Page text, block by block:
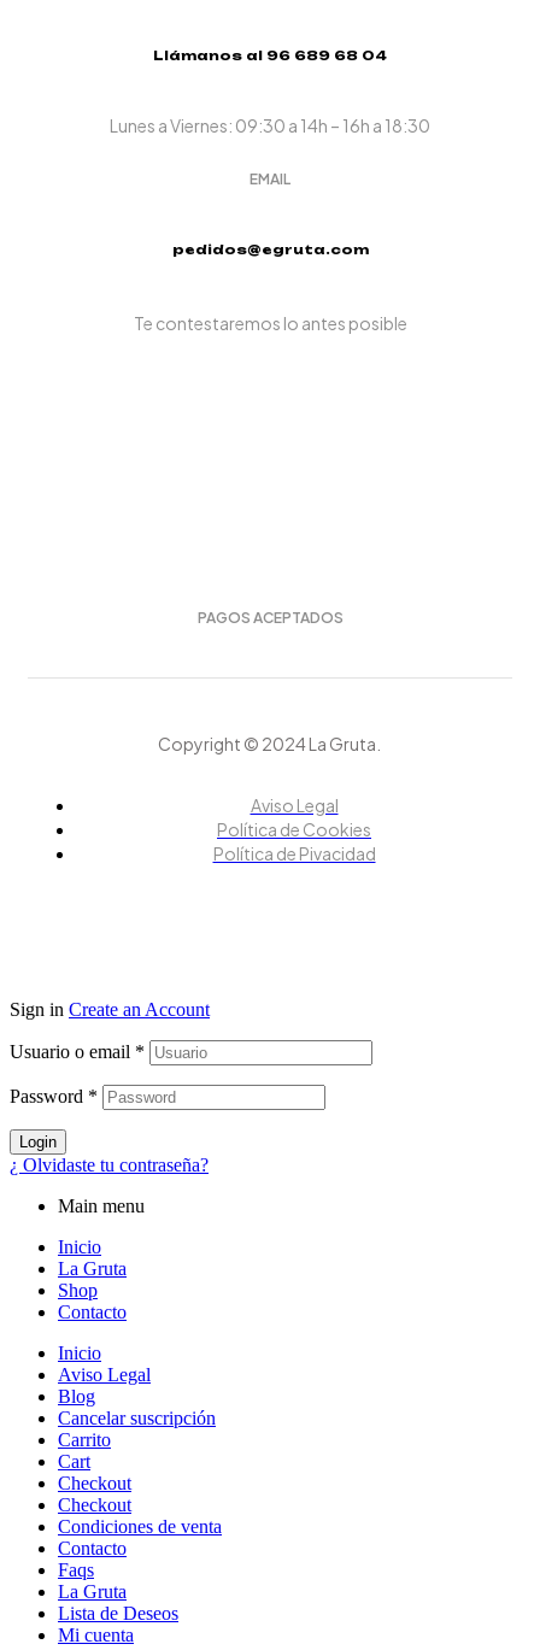
Llámanos al 96 689 68 04
Lunes a Viernes: 09:30 a 14h – 16h a 18:30
EMAIL
pedidos@egruta.com
Te contestaremos lo antes posible
PAGOS ACEPTADOS
Copyright © 2024 La Gruta.
Aviso Legal
Política de Cookies
Política de Pivacidad
Sign in Create an Account
Usuario o email *
Password *
Login
¿ Olvidaste tu contraseña?
Main menu
Inicio
La Gruta
Shop
Contacto
Inicio
Aviso Legal
Blog
Cancelar suscripción
Carrito
Cart
Checkout
Checkout
Condiciones de venta
Contacto
Faqs
La Gruta
Lista de Deseos
Mi cuenta